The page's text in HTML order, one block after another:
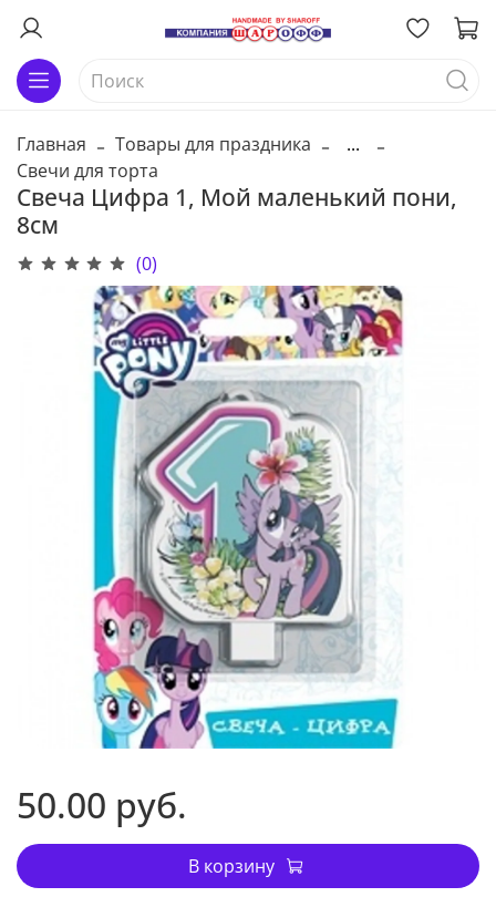
Главная Товары для праздника
...
Свечи для торта
Свеча Цифра 1, Мой маленький пони,
8см
(0)
50.00 руб.
В корзину